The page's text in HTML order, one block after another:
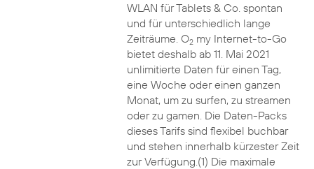
WLAN für Tablets & Co. spontan
und für unterschiedlich lange
Zeiträume. O2my Internet-to-Go
bietet deshalb ab 11. Mai 2021
unlimitierte Daten für einen Tag,
eine Woche oder einen ganzen
Monat, um zu surfen, zu streamen
oder zu gamen. Die Daten-Packs
dieses Tarifs sind flexibel buchbar
und stehen innerhalb kürzester Zeit
zur Verfügung.(1) Die maximale